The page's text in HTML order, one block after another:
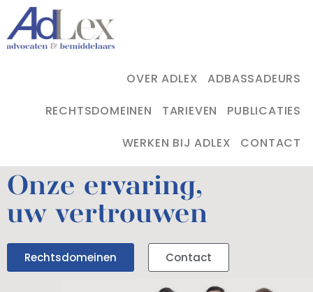
OVER ADLEX
ADBASSADEURS
RECHTSDOMEINEN
TARIEVEN
PUBLICATIES
WERKEN BIJ ADLEX
CONTACT
Onze ervaring,
uw vertrouwen
Rechtsdomeinen Contact